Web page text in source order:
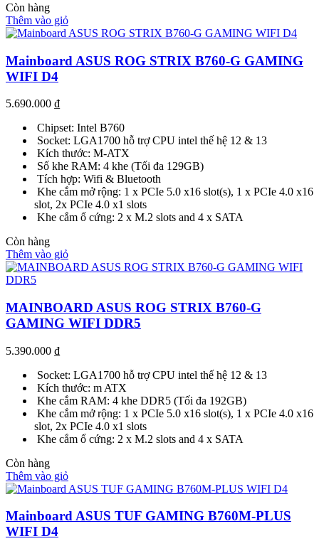
Còn hàng
Thêm vào giỏ
Mainboard ASUS ROG STRIX B760-G GAMING
WIFI D4
5.690.000 ₫
Chipset: Intel B760
Socket: LGA1700 hỗ trợ CPU intel thế hệ 12 & 13
Kích thước: M-ATX
Số khe RAM: 4 khe (Tối đa 129GB)
Tích hợp: Wifi & Bluetooth
Khe cắm mở rộng: 1 x PCIe 5.0 x16 slot(s), 1 x PCIe 4.0 x16
slot, 2x PCIe 4.0 x1 slots
Khe cắm ổ cứng: 2 x M.2 slots and 4 x SATA
Còn hàng
Thêm vào giỏ
MAINBOARD ASUS ROG STRIX B760-G
GAMING WIFI DDR5
5.390.000 ₫
Socket: LGA1700 hỗ trợ CPU intel thế hệ 12 & 13
Kích thước: m ATX
Khe cắm RAM: 4 khe DDR5 (Tối đa 192GB)
Khe cắm mở rộng: 1 x PCIe 5.0 x16 slot(s), 1 x PCIe 4.0 x16
slot, 2x PCIe 4.0 x1 slots
Khe cắm ổ cứng: 2 x M.2 slots and 4 x SATA
Còn hàng
Thêm vào giỏ
Mainboard ASUS TUF GAMING B760M-PLUS
WIFI D4